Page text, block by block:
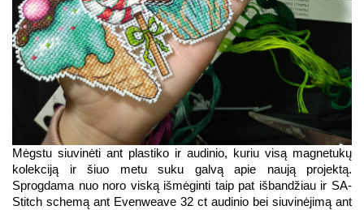
Mėgstu siuvinėti ant plastiko ir audinio, kuriu visą magnetukų
kolekciją ir šiuo metu suku galvą apie naują projektą.
Sprogdama nuo noro viską išmėginti taip pat išbandžiau ir SA-
Stitch schemą ant Evenweave 32 ct audinio bei siuvinėjimą ant